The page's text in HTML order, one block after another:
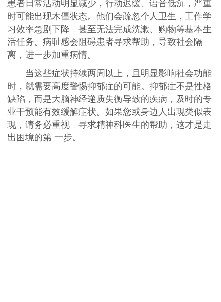
患者日常活动明显减少，行动迟缓、语音低沉，严重
时可能出现木僵状态。他们会疏忽个人卫生，工作学
习效率急剧下降，甚至无法完成洗漱、购物等基本生
活任务。病耻感会阻碍患者寻求帮助，导致社会隔
离，进一步加重病情。
当这些症状持续两周以上，且明显影响社会功能
时，就需要高度警惕抑郁症的可能。抑郁症不是性格
缺陷，而是大脑神经递质失衡导致的疾病，及时的专
业干预能有效缓解症状。如果您或身边人出现类似表
现，请务必重视，寻求精神科医生的帮助，这才是走
出困境的第 一步。